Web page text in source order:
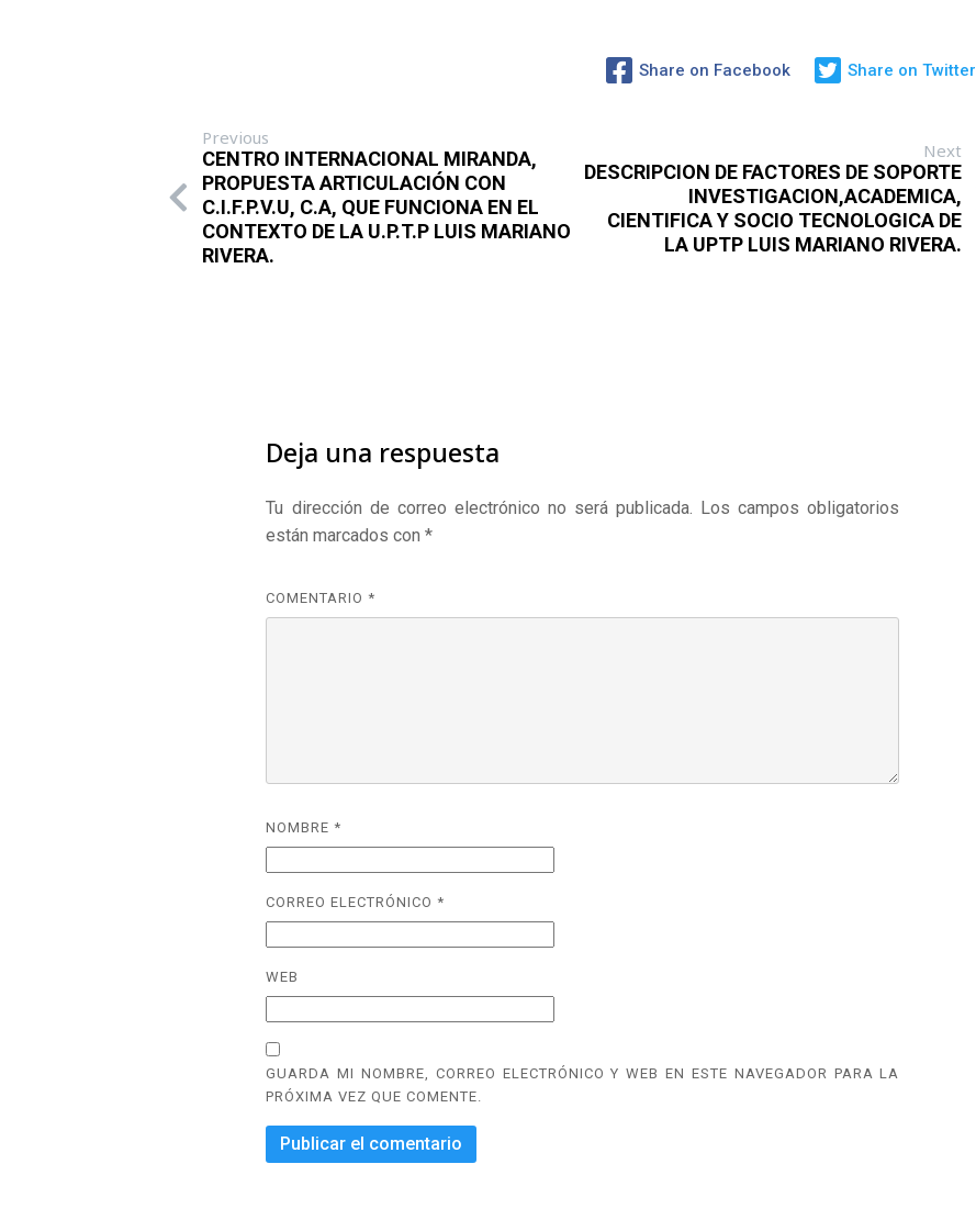
Share on Facebook Share on Twitter
Previous
CENTRO INTERNACIONAL MIRANDA,
PROPUESTA ARTICULACIÓN CON
C.I.F.P.V.U, C.A, QUE FUNCIONA EN EL
CONTEXTO DE LA U.P.T.P LUIS MARIANO
RIVERA.
Next
DESCRIPCION DE FACTORES DE SOPORTE
INVESTIGACION,ACADEMICA,
CIENTIFICA Y SOCIO TECNOLOGICA DE
LA UPTP LUIS MARIANO RIVERA.
Deja una respuesta
Tu dirección de correo electrónico no será publicada. Los campos obligatorios
están marcados con*
COMENTARIO *
NOMBRE *
CORREO ELECTRÓNICO *
WEB
GUARDA MI NOMBRE, CORREO ELECTRÓNICO Y WEB EN ESTE NAVEGADOR PARA LA
PRÓXIMA VEZ QUE COMENTE.